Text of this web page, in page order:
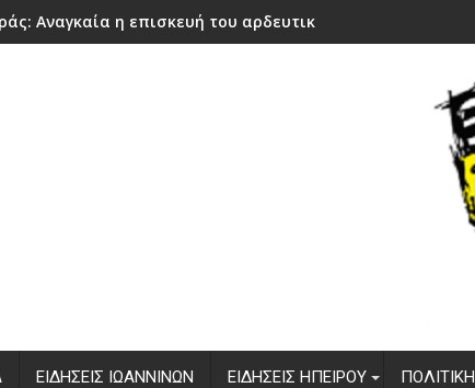
Αναγκαία η επισκευή του αρδευτικού φράγματος Αώου
ΕΙΔΉΣΕΙΣ ΙΩΑΝΝΊΝΩΝ ΕΙΔΉΣΕΙΣ ΗΠΕΊΡΟΥ ΠΟΛΙΤΙΚΉ